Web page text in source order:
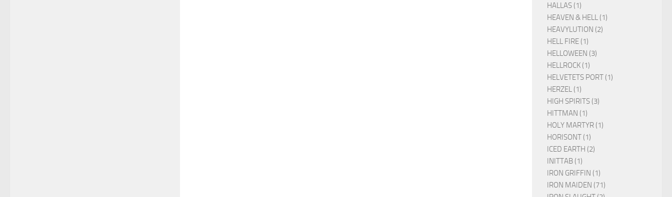
HALLAS (1)
HEAVEN & HELL (1)
HEAVYLUTION (2)
HELL FIRE (1)
HELLOWEEN (3)
HELLROCK (1)
HELVETETS PORT (1)
HERZEL (1)
HIGH SPIRITS (3)
HITTMAN (1)
HOLY MARTYR (1)
HORISONT (1)
ICED EARTH (2)
INITTAB (1)
IRON GRIFFIN (1)
IRON MAIDEN (71)